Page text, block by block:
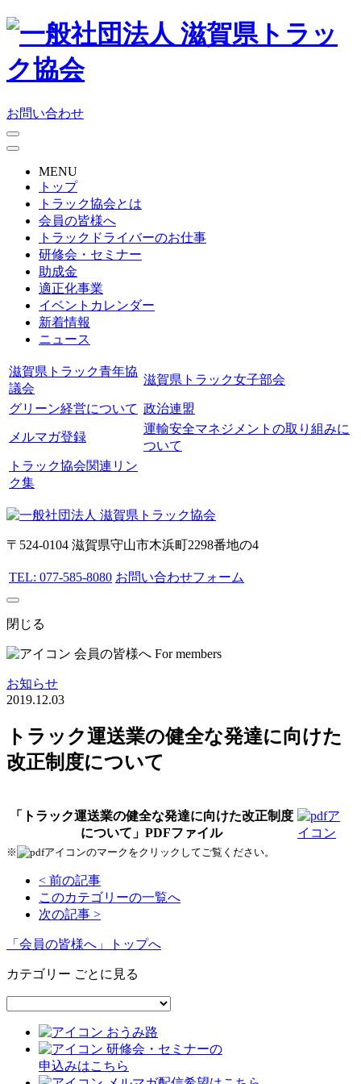
お問い合わせ
MENU
トップ
トラック協会とは
会員の皆様へ
トラックドライバーのお仕事
研修会・セミナー
助成金
適正化事業
イベントカレンダー
新着情報
ニュース
滋賀県トラック青年協
議会
滋賀県トラック女子部会
グリーン経営について 政治連盟
メルマガ登録
運輸安全マネジメントの取り組みに
ついて
トラック協会関連リン
ク集
〒524-0104 滋賀県守山市木浜町2298番地の4
TEL: 077-585-8080 お問い合わせフォーム
閉じる
会員の皆様へ For members
お知らせ
2019.12.03
トラック運送業の健全な発達に向けた
改正制度について
「トラック運送業の健全な発達に向けた改正制度
について」PDFファイル
※ のマークをクリックしてご覧ください。
< 前の記事
このカテゴリーの一覧へ
次の記事 >
「会員の皆様へ」トップへ
カテゴリー ごとに見る
おうみ路
研修会・セミナーの
申込みはこちら